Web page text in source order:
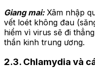
Giang mai:Xâm nhập
vết loét không đau
hiểm vì virus sẽ đi
thần kinh trung ương.
2.3. Chlamydia và